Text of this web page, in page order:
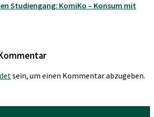
Studiengang: KomiKo – Konsum mit
sein, um einen Kommentar abzugeben.